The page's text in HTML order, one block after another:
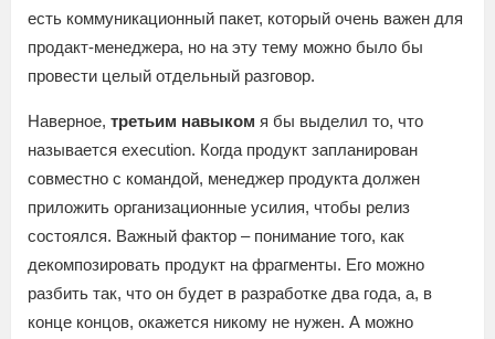
есть коммуникационный пакет, который очень важен для
продакт-менеджера, но на эту тему можно было бы
провести целый отдельный разговор.
Наверное, третьим навыком я бы выделил то, что
называется execution. Когда продукт запланирован
совместно с командой, менеджер продукта должен
приложить организационные усилия, чтобы релиз
состоялся. Важный фактор – понимание того, как
декомпозировать продукт на фрагменты. Его можно
разбить так, что он будет в разработке два года, а, в
конце концов, окажется никому не нужен. А можно